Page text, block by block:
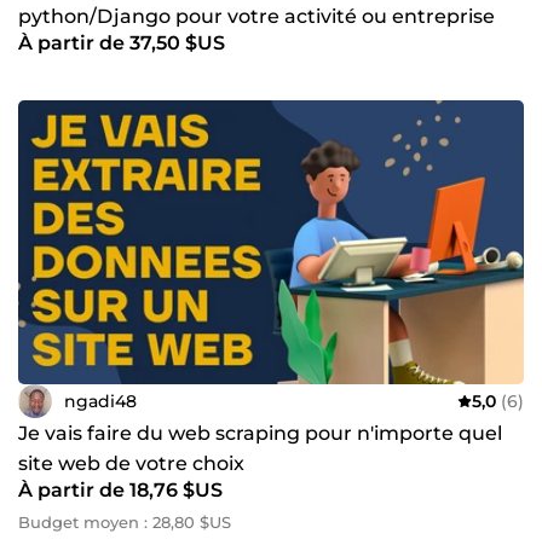
python/Django pour votre activité ou entreprise
À partir de 37,50 $US
ngadi48 5,0 (6)
Je vais faire du web scraping pour n'importe quel
site web de votre choix
À partir de 18,76 $US
Budget moyen : 28,80 $US